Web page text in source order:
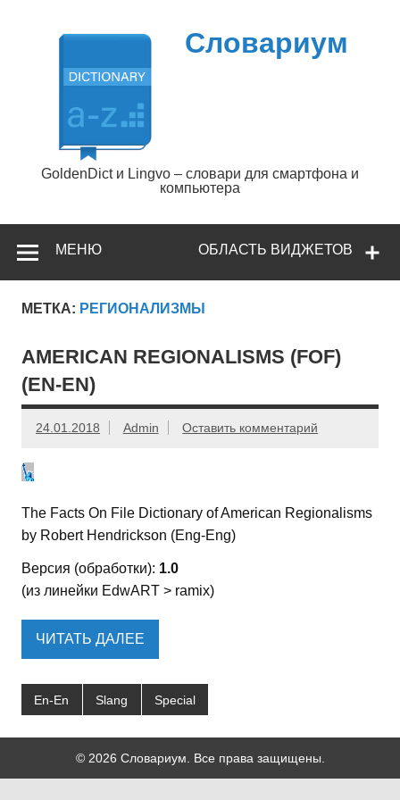
содержимому
Словариум
GoldenDict и Lingvo – словари для смартфона и
компьютера
ОБЛАСТЬ ВИДЖЕТОВ
МЕНЮ
МЕТКА: РЕГИОНАЛИЗМЫ
AMERICAN REGIONALISMS (FOF)
(EN-EN)
24.01.2018 Admin Оставить комментарий
The Facts On File Dictionary of American Regionalisms
by Robert Hendrickson (Eng-Eng)
Версия (обработки): 1.0
(из линейки EdwART > ramix)
ЧИТАТЬ ДАЛЕЕ
En-En Slang Special
© 2026 Словариум. Все права защищены.